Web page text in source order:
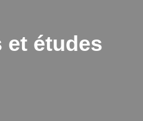
et études